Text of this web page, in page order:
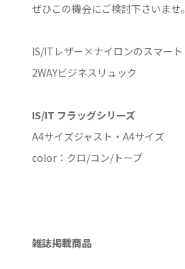
ぜひこの機会にご検討下さいませ。
IS/ITレザー×ナイロンのスマート
2WAYビジネスリュック
IS/IT フラッグシリーズ
A4サイズジャスト・A4サイズ
color：クロ/コン/トープ
雑誌掲載商品